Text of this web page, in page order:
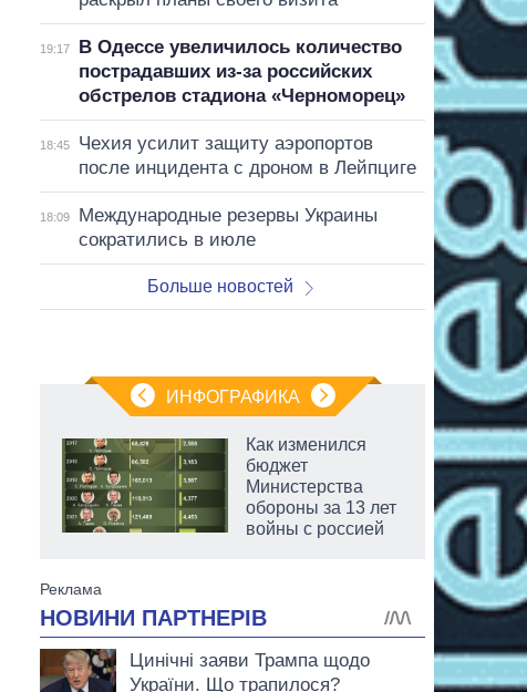
19:17
В Одессе увеличилось количество
пострадавших из-за российских
обстрелов стадиона «Черноморец»
18:45
Чехия усилит защиту аэропортов
после инцидента с дроном в Лейпциге
18:09
Международные резервы Украины
сократились в июле
Больше новостей
ИНФОГРАФИКА
Как изменился
бюджет
Министерства
обороны за 13 лет
войны с россией